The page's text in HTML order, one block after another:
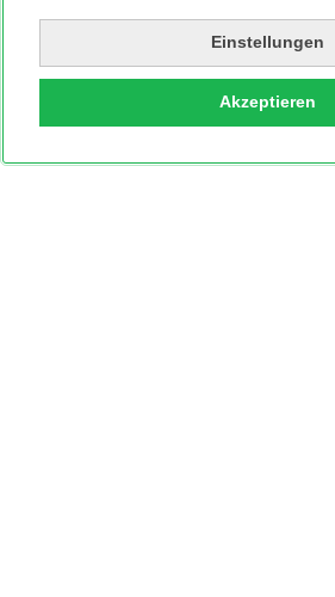
Einstellungen
Akzeptieren